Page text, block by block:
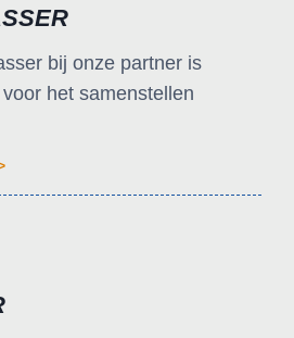
bij onze partner is
het samenstellen